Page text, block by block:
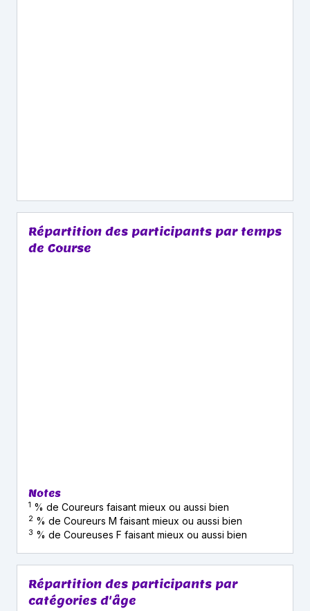
Répartition des participants par temps
de Course
Notes
1 % de Coureurs faisant mieux ou aussi bien
2 % de Coureurs M faisant mieux ou aussi bien
3 % de Coureuses F faisant mieux ou aussi bien
Répartition des participants par
catégories d'âge